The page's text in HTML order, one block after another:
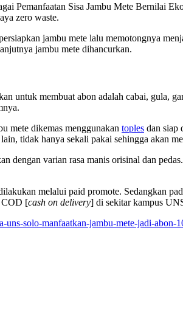
Pemanfaatan Sisa Jambu Mete Bernilai
zero waste.
jambu mete lalu memotongnya
jambu mete dihancurkan.
untuk membuat abon adalah cabai, gula,
mete dikemas menggunakan toples dan siap
tidak hanya sekali pakai sehingga akan
dengan varian rasa manis orisinal dan
melalui paid promote. Sedangkan
COD [cash on delivery] di sekitar kampus
uns-solo-manfaatkan-jambu-mete-jadi-abon-